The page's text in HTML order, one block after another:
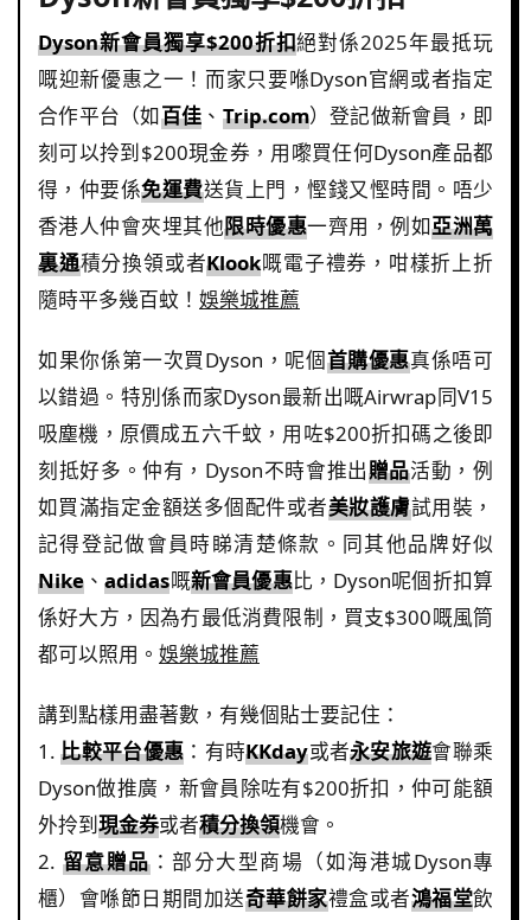
Dyson新會員獨享$200折扣絕對係2025年最抵玩
嘅迎新優惠之一！而家只要喺Dyson官網或者指定
合作平台（如百佳 、 Trip.com）登記做新會員，即
刻可以拎到$200現金券，用嚟買任何Dyson產品都
得，仲要係免運費送貨上門，慳錢又慳時間。唔少
香港人仲會夾埋其他限時優惠一齊用，例如亞洲萬
裏通積分換領或者Klook嘅電子禮券，咁樣折上折
隨時平多幾百蚊！ 娛樂城推薦
如果你係第一次買Dyson，呢個首購優惠真係唔可
以錯過。特別係而家Dyson最新出嘅Airwrap同V15
吸塵機，原價成五六千蚊，用咗$200折扣碼之後即
刻抵好多。仲有，Dyson不時會推出贈品活動，例
如買滿指定金額送多個配件或者美妝護膚試用裝，
記得登記做會員時睇清楚條款。同其他品牌好似
Nike 、adidas嘅新會員優惠比，Dyson呢個折扣算
係好大方，因為冇最低消費限制，買支$300嘅風筒
都可以照用。 娛樂城推薦
講到點樣用盡著數，有幾個貼士要記住：
1.比較平台優惠 ：有時KKday或者永安旅遊會聯乘
Dyson做推廣，新會員除咗有$200折扣，仲可能額
外拎到現金券或者積分換領機會。
2. 留意贈品：部分大型商場（如海港城Dyson專
櫃）會喺節日期間加送奇華餅家禮盒或者鴻福堂飲